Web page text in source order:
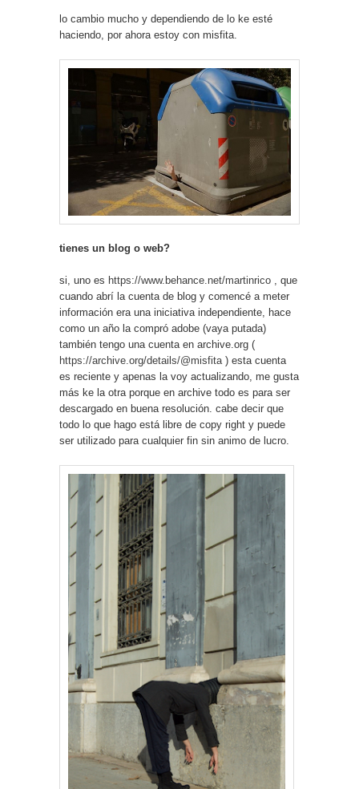
lo cambio mucho y dependiendo de lo ke esté
haciendo, por ahora estoy con misfita.
tienes un blog o web?
si, uno es https://www.behance.net/martinrico , que
cuando abrí la cuenta de blog y comencé a meter
información era una iniciativa independiente, hace
como un año la compró adobe (vaya putada)
también tengo una cuenta en archive.org (
https://archive.org/details/@misfita) esta cuenta
es reciente y apenas la voy actualizando, me gusta
más ke la otra porque en archive todo es para ser
descargado en buena resolución. cabe decir que
todo lo que hago está libre de copy right y puede
ser utilizado para cualquier fin sin animo de lucro.